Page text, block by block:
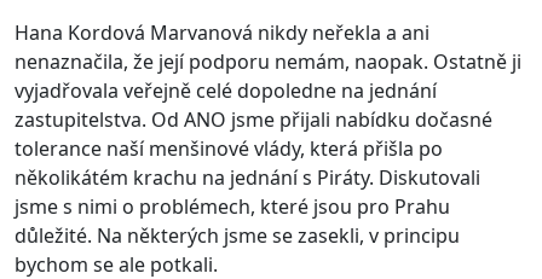
Hana Kordová Marvanová nikdy neřekla a ani
nenaznačila, že její podporu nemám, naopak. Ostatně ji
vyjadřovala veřejně celé dopoledne na jednání
zastupitelstva. Od ANO jsme přijali nabídku dočasné
tolerance naší menšinové vlády, která přišla po
několikátém krachu na jednání s Piráty. Diskutovali
jsme s nimi o problémech, které jsou pro Prahu
důležité. Na některých jsme se zasekli, v principu
bychom se ale potkali.